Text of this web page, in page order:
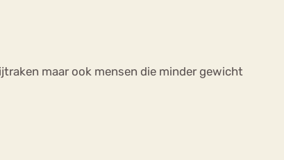
maar ook mensen die minder gewicht